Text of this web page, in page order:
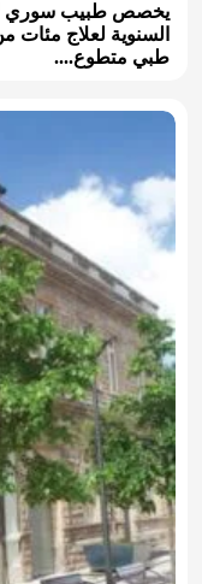
يخصص طبيب سوري
السنوية لعلاج مئات
طبي متطوع....